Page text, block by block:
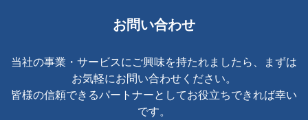
お問い合わせ
当社の事業・サービスにご興味を持たれましたら、まずは
お気軽にお問い合わせください。
皆様の信頼できるパートナーとしてお役立ちできれば幸い
です。